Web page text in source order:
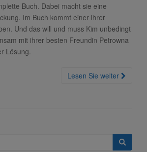
Buch. Dabei macht sie eine
Im Buch kommt einer ihrer
Und das will und muss Kim unbedingt
mit ihrer besten Freundin Petrowna
Lösung.
Lesen Sie weiter